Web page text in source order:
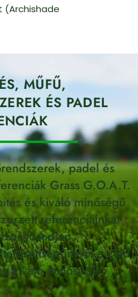
(Archishade
MŰFŰ,
ÉS PADEL
padel és
Grass G.O.A.T.
és kiváló minőségű
referenciáinkat
a zöld
kiváló minőségű